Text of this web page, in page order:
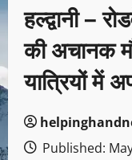
हल्द्वानी –
की अचानक
यात्रियों में
Published: